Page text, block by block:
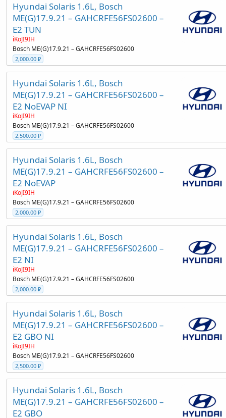
Hyundai Solaris 1.6L, Bosch
ME(G)17.9.21 – GAHCRFE56FS02600 –
E2 TUN
iKoJI9IH
Bosch ME(G)17.9.21 – GAHCRFE56FS02600
2,000.00 ₽
Hyundai Solaris 1.6L, Bosch
ME(G)17.9.21 – GAHCRFE56FS02600 –
E2 NoEVAP NI
iKoJI9IH
Bosch ME(G)17.9.21 – GAHCRFE56FS02600
2,500.00 ₽
Hyundai Solaris 1.6L, Bosch
ME(G)17.9.21 – GAHCRFE56FS02600 –
E2 NoEVAP
iKoJI9IH
Bosch ME(G)17.9.21 – GAHCRFE56FS02600
2,000.00 ₽
Hyundai Solaris 1.6L, Bosch
ME(G)17.9.21 – GAHCRFE56FS02600 –
E2 NI
iKoJI9IH
Bosch ME(G)17.9.21 – GAHCRFE56FS02600
2,000.00 ₽
Hyundai Solaris 1.6L, Bosch
ME(G)17.9.21 – GAHCRFE56FS02600 –
E2 GBO NI
iKoJI9IH
Bosch ME(G)17.9.21 – GAHCRFE56FS02600
2,500.00 ₽
Hyundai Solaris 1.6L, Bosch
ME(G)17.9.21 – GAHCRFE56FS02600 –
E2 GBO